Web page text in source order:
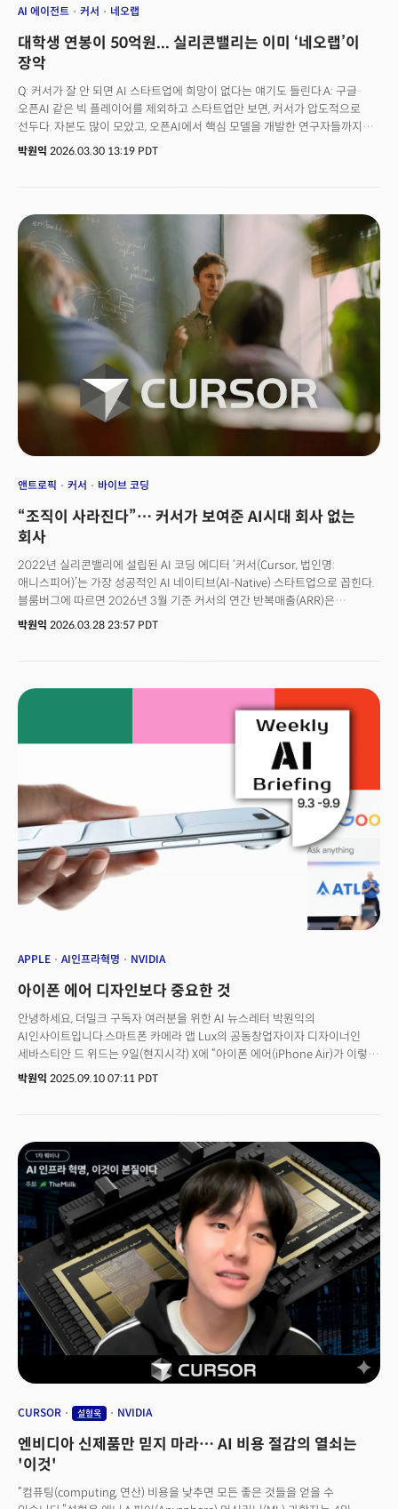
AI 에이전트 커서 네오랩
대학생 연봉이 50억원... 실리콘밸리는 이미 ‘네오랩’이
장악
Q: 커서가 잘 안 되면 AI 스타트업에 희망이 없다는 얘기도 들린다.A: 구글·
오픈AI 같은 빅 플레이어를 제외하고 스타트업만 보면, 커서가 압도적으로
선두다. 자본도 많이 모았고, 오픈AI에서 핵심 모델을 개발한 연구자들까지
데려왔다. 이 상태에서도 안 되면, 이제는 자본과 스케일로만 이길 수 있는
미라 무라티의 회사, 플래핑 에어플레인즈(Flapping Airplanes) 같은
곳들인데, 공통점은 10명 정도의 소수 정예 팀이면서 창업과 동시에 유니콘을
넘어서는 밸류에이션을 받는다는 것이다. 거대한 팀도, 제품도, 사업도 없는
상태에서 소수의 인재만 믿고 수천억 투자를 받는다. 2015년에 아무것도
없는 상태에서 시작해 성공한 오픈AI 모델을 반복할 수 있지 않을까 하는
기대다.문제는 이런 네오 랩이 많아지면서 양극화가 심해진다는 것이다.
소수에게 엄청난 보상과 자본이 몰리고, 대다수는 직장조차 구하기 힘들다.
사람들이 만나면 적극적으로 이 문제를 이야기하지만, 대안은 아무도 모른다.
결국 “그 소수에 끼어야 한다”는 위기의식을 갖고, 워라밸은 아예 생각도 하지
않고, 인생을 완전히 투자하는 대신 큰 보상을 받는 트렌드로 가고 있다.👉
36세, 17조원, 그리고 AI 민주화: 미라 무라티의 새로운 혁명
박원익 2026.03.30 13:19 PDT
앤트로픽 커서 바이브 코딩
“조직이 사라진다”… 커서가 보여준 AI시대 회사 없는
회사
2022년 실리콘밸리에 설립된 AI 코딩 에디터 ‘커서(Cursor, 법인명:
애니스피어)’는 가장 성공적인 AI 네이티브(AI-Native) 스타트업으로 꼽힌다.
블룸버그에 따르면 2026년 3월 기준 커서의 연간 반복매출(ARR)은
20억달러(약 3조원)를 돌파했다. 3개월 만에 두 배로 뛴 수치다.출시 24개월
1억달러를 달성, 전환율 36%를 기록했다는 점도 경이로운 대목이다. 제품
자체가 마케팅이었던 것이다. 일반적인 SaaS 제품 전환율은 2~5%에 그친다.
박원익 2026.03.28 23:57 PDT
APPLE AI인프라혁명 NVIDIA
아이폰 에어 디자인보다 중요한 것
안녕하세요, 더밀크 구독자 여러분을 위한 AI 뉴스레터 박원익의
AI인사이트입니다.스마트폰 카메라 앱 Lux의 공동창업자이자 디자이너인
세바스티안 드 위드는 9일(현지시각) X에 “아이폰 에어(iPhone Air)가 이렇게
멋질 줄 몰랐다. 프로와 에어 둘 중 하나를 고르기가 어려울 것 같다”고
디자인으로 이날 공개된 제품 중 가장 큰 관심을 받았습니다.하지만 눈에
보이는 디자인보다 더 중요한 게 있습니다. 새 제품에 적용된 애플 실리콘,
A19 Pro, N1, C1X 칩입니다. 배터리 용량을 줄여 슬림한 스마트폰을
만들려면 강력한 성능을 내면서도 전력 소모가 적은 칩이 필수죠. ‘실시간
번역’ 등 스마트폰 핵심 기능으로 자리잡고 있는 생성형 AI 기능을 구동하기
위해서도 칩 성능의 뒷받침이 필요합니다. 애플 뿐만 아닙니다. AI 혁명이
가속화할수록 이와 같은 AI 반도체, AI 인프라의 중요성이 커지고 있습니다.
미래 경쟁력을 좌우할 AI 인프라 기술, 산업은 어떻게 변화할까요?
박원익 2025.09.10 07:11 PDT
CURSOR 설형욱 NVIDIA
엔비디아 신제품만 믿지 마라… AI 비용 절감의 열쇠는
'이것'
“컴퓨팅(computing, 연산) 비용을 낮추면 모든 좋은 것들을 얻을 수